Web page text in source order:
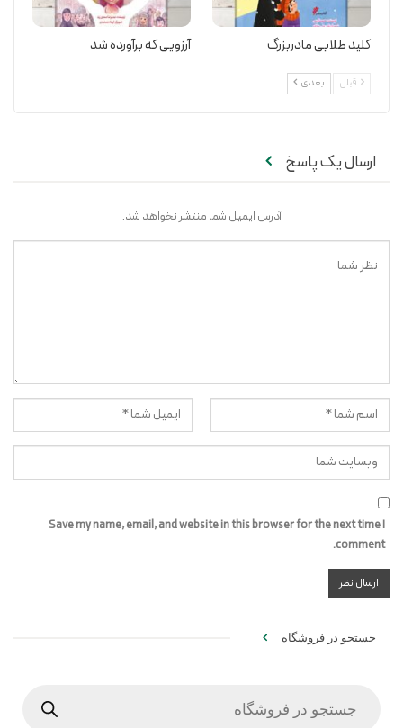
کلید طلایی مادربزرگ آرزویی که برآورده شد
قبلی بعدی
ارسال یک پاسخ
آدرس ایمیل شما منتشر نخواهد شد.
Save my name, email, and website in this browser for the next time I
comment.
جستجو در فروشگاه